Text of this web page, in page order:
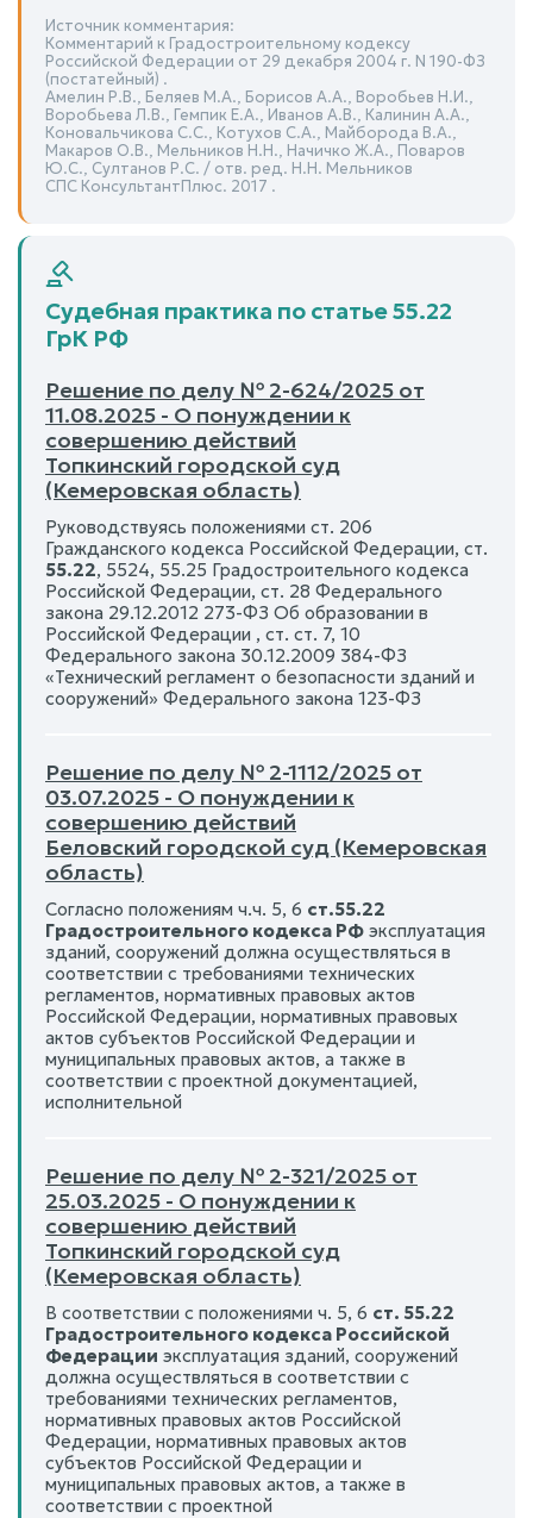
Источник комментария:
Комментарий к Градостроительному кодексу
Российской Федерации от 29 декабря 2004 г. N 190-ФЗ
(постатейный) .
Амелин Р.В., Беляев М.А., Борисов А.А., Воробьев Н.И.,
Воробьева Л.В., Гемпик Е.А., Иванов А.В., Калинин А.А.,
Коновальчикова С.С., Котухов С.А., Майборода В.А.,
Макаров О.В., Мельников Н.Н., Начичко Ж.А., Поваров
Ю.С., Султанов Р.С. / отв. ред. Н.Н. Мельников
СПС КонсультантПлюс. 2017 .
Судебная практика по статье 55.22
ГрК РФ
Решение по делу № 2-624/2025 от
11.08.2025 - О понуждении к
совершению действий
Топкинский городской суд
(Кемеровская область)
Руководствуясь положениями ст. 206
Гражданского кодекса Российской Федерации, ст.
55.22, 5524, 55.25 Градостроительного кодекса
Российской Федерации, ст. 28 Федерального
закона 29.12.2012 273-ФЗ Об образовании в
Российской Федерации , ст. ст. 7, 10
Федерального закона 30.12.2009 384-ФЗ
«Технический регламент о безопасности зданий и
сооружений» Федерального закона 123-ФЗ
Решение по делу № 2-1112/2025 от
03.07.2025 - О понуждении к
совершению действий
Беловский городской суд (Кемеровская
область)
Согласно положениям ч.ч. 5, 6 ст.55.22
Градостроительного кодекса РФ эксплуатация
зданий, сооружений должна осуществляться в
соответствии с требованиями технических
регламентов, нормативных правовых актов
Российской Федерации, нормативных правовых
актов субъектов Российской Федерации и
муниципальных правовых актов, а также в
соответствии с проектной документацией,
исполнительной
Решение по делу № 2-321/2025 от
25.03.2025 - О понуждении к
совершению действий
Топкинский городской суд
(Кемеровская область)
В соответствии с положениями ч. 5, 6 ст. 55.22
Градостроительного кодекса Российской
Федерации эксплуатация зданий, сооружений
должна осуществляться в соответствии с
требованиями технических регламентов,
нормативных правовых актов Российской
Федерации, нормативных правовых актов
субъектов Российской Федерации и
муниципальных правовых актов, а также в
соответствии с проектной